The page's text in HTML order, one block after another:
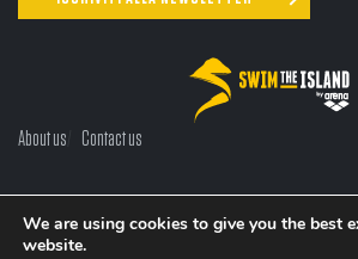
About us Contact us
LINGUA: EN/IT
We are using cookies to give you the best
website.